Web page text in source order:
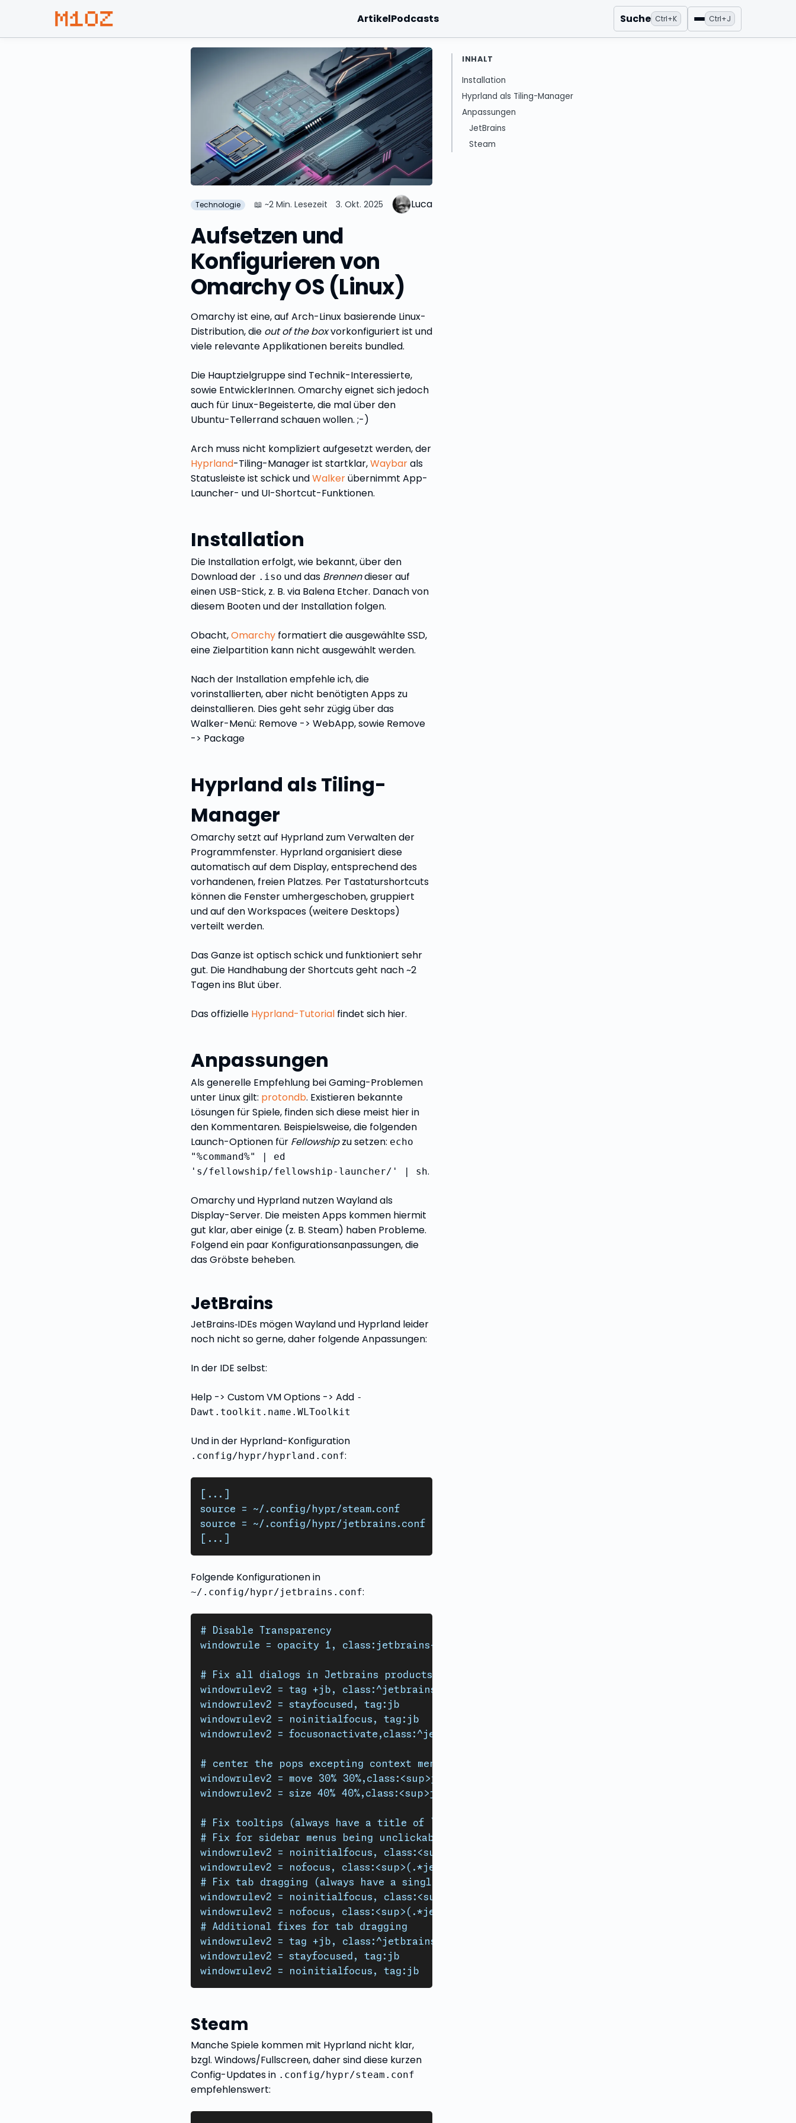
ArtikelPodcasts Suche Ctrl+K Ctrl+J
Menü
Technologie 📖 ~2 Min. Lesezeit 3. Okt. 2025 Luca
Aufsetzen und
Konfigurieren von
Omarchy OS (Linux)
Omarchy ist eine, auf Arch-Linux basierende Linux-
Distribution, die out of the boxvorkonfiguriert ist und
viele relevante Applikationen bereits bundled.
Die Hauptzielgruppe sind Technik-Interessierte,
sowie EntwicklerInnen. Omarchy eignet sich jedoch
auch für Linux-Begeisterte, die mal über den
Ubuntu-Tellerrand schauen wollen. ;-)
Arch muss nicht kompliziert aufgesetzt werden, der
Hyprland-Tiling-Manager ist startklar,Waybarals
Statusleiste ist schick undWalkerübernimmt App-
Launcher- und UI-Shortcut-Funktionen.
Installation
Die Installation erfolgt, wie bekannt, über den
Download der .iso und das Brennendieser auf
einen USB-Stick, z. B. via Balena Etcher. Danach von
diesem Booten und der Installation folgen.
Obacht,Omarchy formatiert die ausgewählte SSD,
eine Zielpartition kann nicht ausgewählt werden.
Nach der Installation empfehle ich, die
vorinstallierten, aber nicht benötigten Apps zu
deinstallieren. Dies geht sehr zügig über das
Walker-Menü: Remove -> WebApp, sowie Remove
-> Package
Hyprland als Tiling-
Manager
Omarchy setzt auf Hyprland zum Verwalten der
Programmfenster. Hyprland organisiert diese
automatisch auf dem Display, entsprechend des
vorhandenen, freien Platzes. Per Tastaturshortcuts
können die Fenster umhergeschoben, gruppiert
und auf den Workspaces (weitere Desktops)
verteilt werden.
Das Ganze ist optisch schick und funktioniert sehr
gut. Die Handhabung der Shortcuts geht nach ~2
Tagen ins Blut über.
Das offizielle Hyprland-Tutorial findet sich hier.
Anpassungen
Als generelle Empfehlung bei Gaming-Problemen
unter Linux gilt: protondb. Existieren bekannte
Lösungen für Spiele, finden sich diese meist hier in
den Kommentaren. Beispielsweise, die folgenden
Launch-Optionen für Fellowshipzu setzen: echo
"%command%" | ed
's/fellowship/fellowship-launcher/' | sh.
Omarchy und Hyprland nutzen Wayland als
Display-Server. Die meisten Apps kommen hiermit
gut klar, aber einige (z. B. Steam) haben Probleme.
Folgend ein paar Konfigurationsanpassungen, die
das Gröbste beheben.
JetBrains
JetBrains‑IDEs mögen Wayland und Hyprland leider
noch nicht so gerne, daher folgende Anpassungen:
In der IDE selbst:
Help -> Custom VM Options -> Add -
Dawt.toolkit.name.WLToolkit
Und in der Hyprland-Konfiguration
.config/hypr/hyprland.conf:
[...]
source = ~/.config/hypr/steam.conf
source = ~/.config/hypr/jetbrains.conf
[...]
Folgende Konfigurationen in
~/.config/hypr/jetbrains.conf:
# Disable Transparency
windowrule = opacity 1, class:jetbrains-.*
# Fix all dialogs in Jetbrains products
windowrulev2 = tag +jb, class:^jetbrains-.+$,floating:1
windowrulev2 = stayfocused, tag:jb
windowrulev2 = noinitialfocus, tag:jb
windowrulev2 = focusonactivate,class:^jetbrains-(?!toolbox)
# center the pops excepting context menu
windowrulev2 = move 30% 30%,class:<sup>jetbrains-(?!toolbox),title:</sup>(?!win.*),floating:1
windowrulev2 = size 40% 40%,class:<sup>jetbrains-(?!toolbox),title:</sup>(?!win.*),floating:1
# Fix tooltips (always have a title of `win.<id>`)
# Fix for sidebar menus being unclickable
windowrulev2 = noinitialfocus, class:<sup>(.*jetbrains.*)$, title:</sup>(win.*)$
windowrulev2 = nofocus, class:<sup>(.*jetbrains.*)$, title:</sup>(win.*)$
# Fix tab dragging (always have a single space character as their title)
windowrulev2 = noinitialfocus, class:<sup>(.*jetbrains.*)$, title:</sup>\\s$
windowrulev2 = nofocus, class:<sup>(.*jetbrains.*)$, title:</sup>\\s$
# Additional fixes for tab dragging
windowrulev2 = tag +jb, class:^jetbrains-.+$,floating:1
windowrulev2 = stayfocused, tag:jb
windowrulev2 = noinitialfocus, tag:jb
Steam
Manche Spiele kommen mit Hyprland nicht klar,
bzgl. Windows/Fullscreen, daher sind diese kurzen
Config-Updates in .config/hypr/steam.conf
empfehlenswert:
INHALT
Installation
Hyprland als Tiling-Manager
Anpassungen
JetBrains
Steam